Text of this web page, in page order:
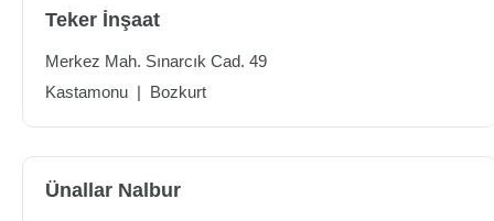
Teker İnşaat
Merkez Mah. Sınarcık Cad. 49
Kastamonu | Bozkurt
Ünallar Nalbur